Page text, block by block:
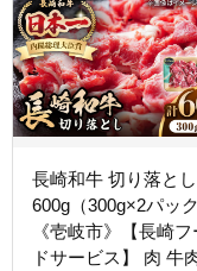
長崎和牛 切り落とし
600g（300g×2パック
《壱岐市》【長崎フ
ドサービス】 肉 牛